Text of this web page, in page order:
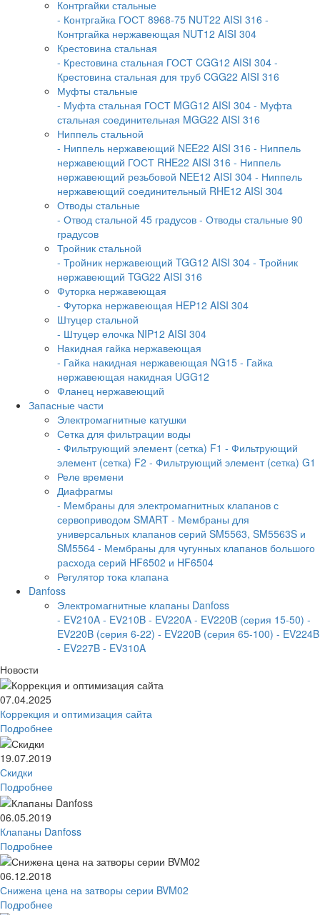
Контргайки стальные
- Контргайка ГОСТ 8968-75 NUT22 AISI 316 -
Контргайка нержавеющая NUT12 AISI 304
Крестовина стальная
- Крестовина стальная ГОСТ CGG12 AISI 304 -
Крестовина стальная для труб CGG22 AISI 316
Муфты стальные
- Муфта стальная ГОСТ MGG12 AISI 304 - Муфта
стальная соединительная MGG22 AISI 316
Ниппель стальной
- Ниппель нержавеющий NEE22 AISI 316 - Ниппель
нержавеющий ГОСТ RHE22 AISI 316 - Ниппель
нержавеющий резьбовой NEE12 AISI 304 - Ниппель
нержавеющий соединительный RHE12 AISI 304
Отводы стальные
- Отвод стальной 45 градусов - Отводы стальные 90
градусов
Тройник стальной
- Тройник нержавеющий TGG12 AISI 304 - Тройник
нержавеющий TGG22 AISI 316
Футорка нержавеющая
- Футорка нержавеющая HEP12 AISI 304
Штуцер стальной
- Штуцер елочка NIP12 AISI 304
Накидная гайка нержавеющая
- Гайка накидная нержавеющая NG15 - Гайка
нержавеющая накидная UGG12
Фланец нержавеющий
Запасные части
Электромагнитные катушки
Сетка для фильтрации воды
- Фильтрующий элемент (сетка) F1 - Фильтрующий
элемент (сетка) F2 - Фильтрующий элемент (сетка) G1
Реле времени
Диафрагмы
- Мембраны для электромагнитных клапанов с
сервоприводом SMART - Мембраны для
универсальных клапанов серий SM5563, SM5563S и
SM5564 - Мембраны для чугунных клапанов большого
расхода серий HF6502 и HF6504
Регулятор тока клапана
Danfoss
Электромагнитные клапаны Danfoss
- EV210A - EV210B - EV220A - EV220B (серия 15-50) -
EV220B (серия 6-22) - EV220B (серия 65-100) - EV224B
- EV227B - EV310A
Новости
07.04.2025
Коррекция и оптимизация сайта
Подробнее
19.07.2019
Скидки
Подробнее
06.05.2019
Клапаны Danfoss
Подробнее
06.12.2018
Снижена цена на затворы серии BVM02
Подробнее